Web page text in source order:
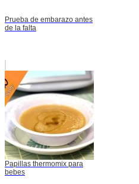
Prueba de embarazo antes
de la falta
Papillas thermomix para
bebes